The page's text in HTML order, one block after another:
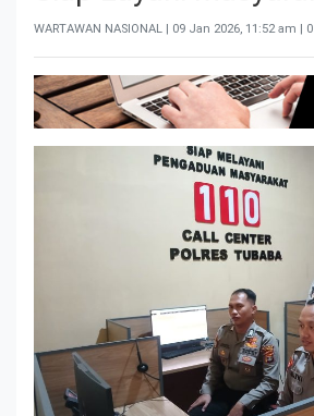
WARTAWAN NASIONAL | 09 Jan 2026, 11:52 am |